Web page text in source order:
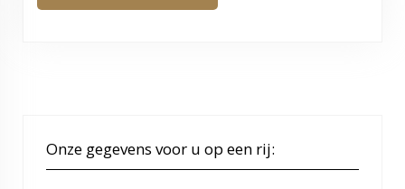
Onze gegevens voor u op een rij: